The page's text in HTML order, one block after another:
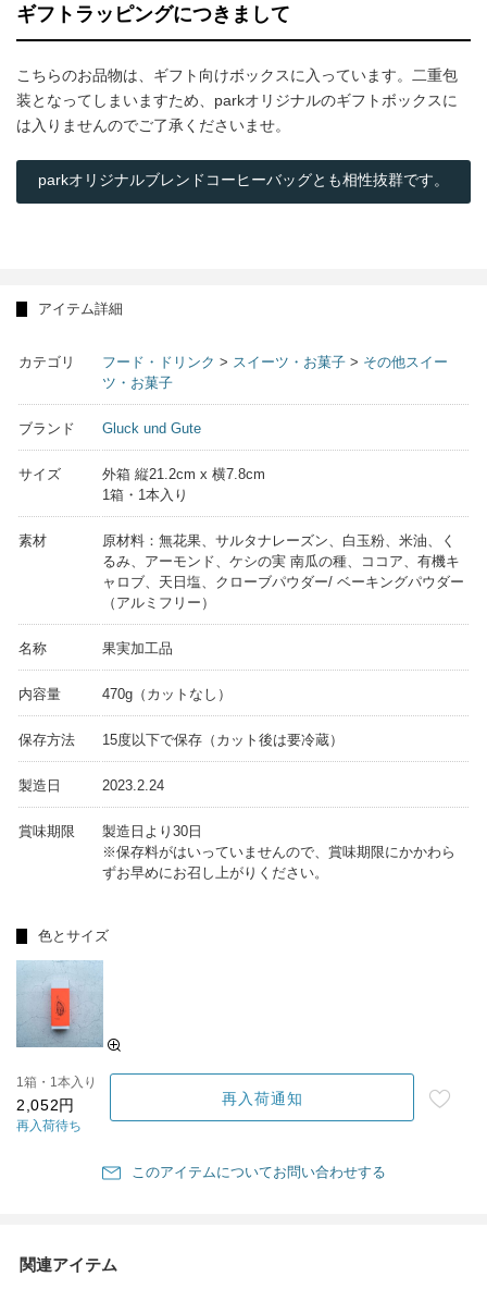
ギフトラッピングにつきまして
こちらのお品物は、ギフト向けボックスに入っています。二重包
装となってしまいますため、parkオリジナルのギフトボックスに
は入りませんのでご了承くださいませ。
parkオリジナルブレンドコーヒーバッグとも相性抜群です。
アイテム詳細
カテゴリ フード・ドリンク > スイーツ・お菓子 > その他スイー
ツ・お菓子
ブランド Gluck und Gute
サイズ
外箱 縦21.2cm x 横7.8cm
1箱・1本入り
素材
原材料：無花果、サルタナレーズン、白玉粉、米油、く
るみ、アーモンド、ケシの実 南瓜の種、ココア、有機キ
ャロブ、天日塩、クローブパウダー/ ベーキングパウダー
（アルミフリー）
名称 果実加工品
内容量 470g（カットなし）
保存方法 15度以下で保存（カット後は要冷蔵）
製造日 2023.2.24
賞味期限
製造日より30日
※保存料がはいっていませんので、賞味期限にかかわら
ずお早めにお召し上がりください。
色とサイズ
1箱・1本入り
2,052円
再入荷待ち
再入荷通知
このアイテムについてお問い合わせする
関連アイテム